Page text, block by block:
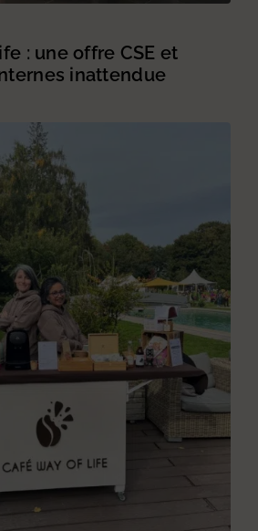
: une offre CSE et
inattendue